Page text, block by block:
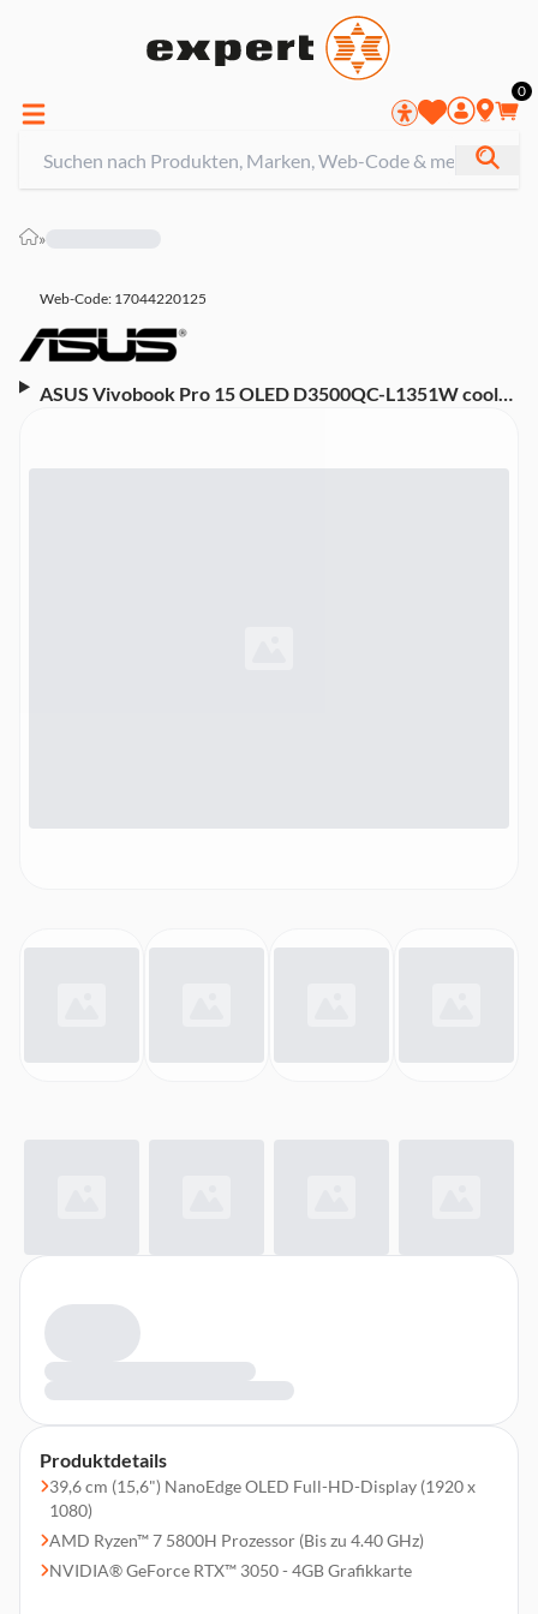
0
»
Web-Code: 17044220125
ASUS Vivobook Pro 15 OLED D3500QC-L1351W cool
Produktdetails
39,6 cm (15,6") NanoEdge OLED Full-HD-Display (1920 x
1080)
AMD Ryzen™ 7 5800H Prozessor (Bis zu 4.40 GHz)
NVIDIA® GeForce RTX™ 3050 - 4GB Grafikkarte